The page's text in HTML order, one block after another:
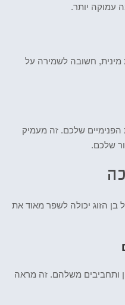
עמוקה יותר.
מינית, חשובה לשמירה על
שלכם. זה מעמיק
שלכם.
הזוג יכולה לשפר מאוד את
ותחביבים משלהם. זה מראה